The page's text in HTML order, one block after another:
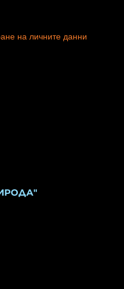
на личните данни